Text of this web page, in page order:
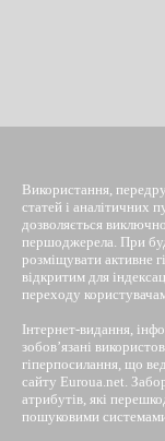
Використання,
статей і аналітичних
дозволяється
першоджерела. При
розміщувати активне
відкритим для
переходу
Інтернет-видання,
зобов’язані
гіперпосилання, що
сайту Euroua.net.
атрибутів, які
пошуковими